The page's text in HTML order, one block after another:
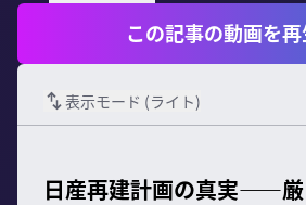
この記事の動画を
表示モード (ライト)
日産再建計画の真実――